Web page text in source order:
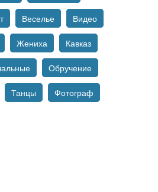
Веселье Видео
Жениха Кавказ
Обручение
Танцы Фотограф